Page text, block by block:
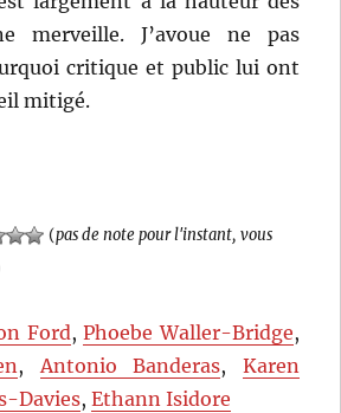
merveille. J’avoue ne pas
critique et public lui ont
mitigé.
(pas de note pour l'instant, vous
Ford,Phoebe Waller-Bridge,
,Antonio Banderas, Karen
Davies,Ethann Isidore